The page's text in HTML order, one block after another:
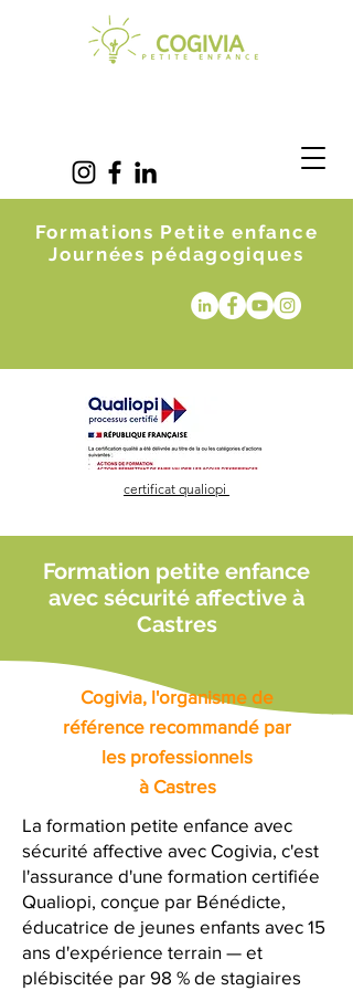
Formations Petite enfance
Journées pédagogiques
certificat qualiopi
Formation petite enfance
avec sécurité affective à
Castres
Cogivia, l'organisme de
référence recommandé par
les professionnels
à Castres
La formation petite enfance avec
sécurité affective avec Cogivia, c'est
l'assurance d'une formation certifiée
Qualiopi, conçue par Bénédicte,
éducatrice de jeunes enfants avec 15
ans d'expérience terrain — et
plébiscitée par 98 % de stagiaires